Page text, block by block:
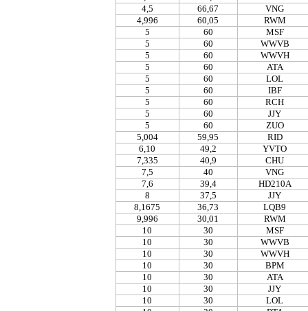
4,5
66,67
VNG
4,996
60,05
RWM
5
60
MSF
5
60
WWVB
5
60
WWVH
5
60
ATA
5
60
LOL
5
60
IBF
5
60
RCH
5
60
JJY
5
60
ZUO
5,004
59,95
RID
6,10
49,2
YVTO
7,335
40,9
CHU
7,5
40
VNG
7,6
39,4
HD210A
8
37,5
JJY
8,1675
36,73
LQB9
9,996
30,01
RWM
10
30
MSF
10
30
WWVB
10
30
WWVH
10
30
BPM
10
30
ATA
10
30
JJY
10
30
LOL